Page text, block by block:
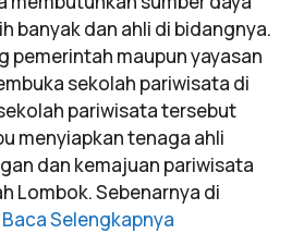
banyak dan ahli di bidangnya.
pemerintah maupun yayasan
sekolah pariwisata di
pariwisata tersebut
menyiapkan tenaga ahli
dan kemajuan pariwisata
Lombok. Sebenarnya di
Baca Selengkapnya